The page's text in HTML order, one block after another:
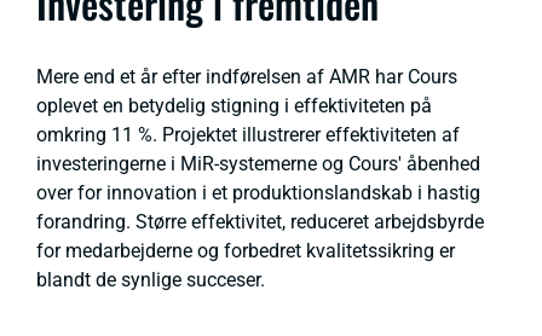
Mere end et år efter indførelsen af AMR har Cours
oplevet en betydelig stigning i effektiviteten på
omkring 11 %. Projektet illustrerer effektiviteten af
investeringerne i MiR-systemerne og Cours' åbenhed
over for innovation i et produktionslandskab i hastig
forandring. Større effektivitet, reduceret arbejdsbyrde
for medarbejderne og forbedret kvalitetssikring er
blandt de synlige succeser.